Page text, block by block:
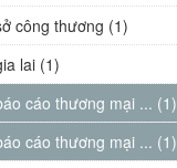
công thương (1)
lai (1)
cáo thương mại ... (1)
cáo thương mại ... (1)